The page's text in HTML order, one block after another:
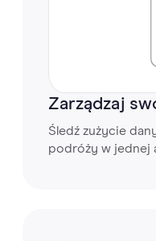
Zarządzaj
Śledź zużycie
podróży w jednej